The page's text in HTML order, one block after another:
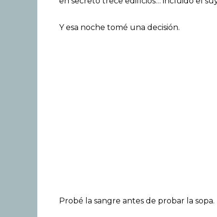
Y esa noche tomé una decisión.
Probé la sangre antes de probar la sopa.